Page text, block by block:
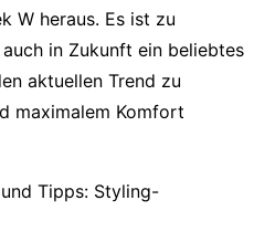
W heraus. Es ist zu
in Zukunft ein beliebtes
aktuellen Trend zu
maximalem Komfort
Tipps: Styling-